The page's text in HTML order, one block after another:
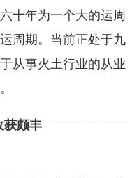
十年为一个大的运周
周期。当前正处于九
从事火土行业的从业
获颇丰